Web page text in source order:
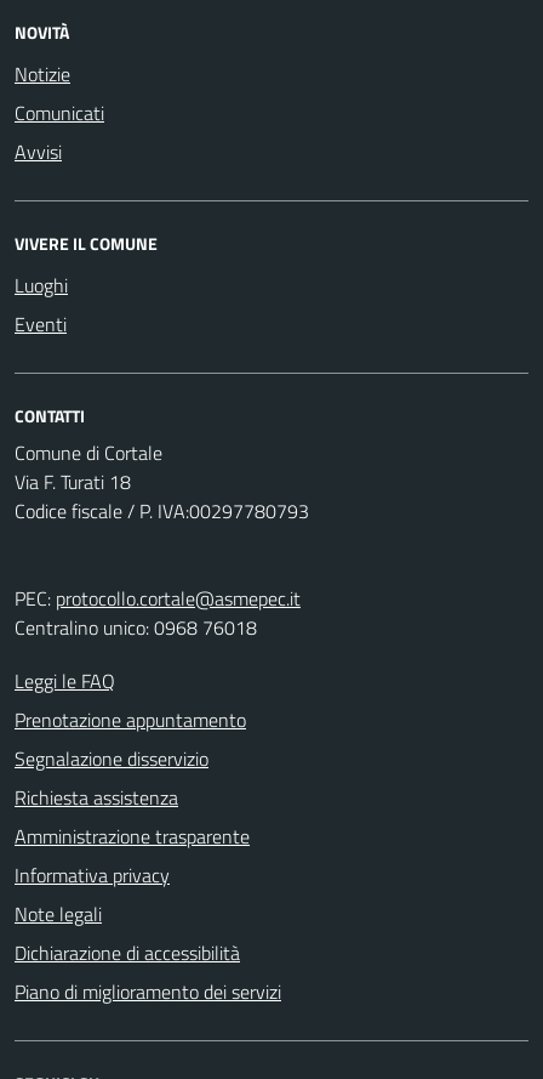
NOVITÀ
Notizie
Comunicati
Avvisi
VIVERE IL COMUNE
Luoghi
Eventi
CONTATTI
Comune di Cortale
Via F. Turati 18
Codice fiscale / P. IVA:00297780793
PEC: protocollo.cortale@asmepec.it
Centralino unico: 0968 76018
Leggi le FAQ
Prenotazione appuntamento
Segnalazione disservizio
Richiesta assistenza
Amministrazione trasparente
Informativa privacy
Note legali
Dichiarazione di accessibilità
Piano di miglioramento dei servizi